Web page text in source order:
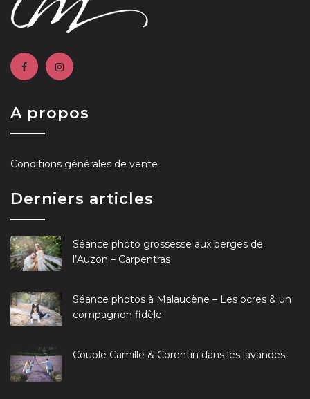
A propos
Conditions générales de vente
Derniers articles
Séance photo grossesse aux berges de
l’Auzon – Carpentras
Séance photos à Malaucène – Les ocres & un
compagnon fidèle
Couple Camille & Corentin dans les lavandes